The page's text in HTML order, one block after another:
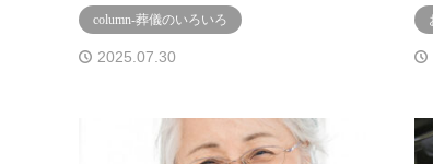
column-葬儀のいろいろ
2025.07.30